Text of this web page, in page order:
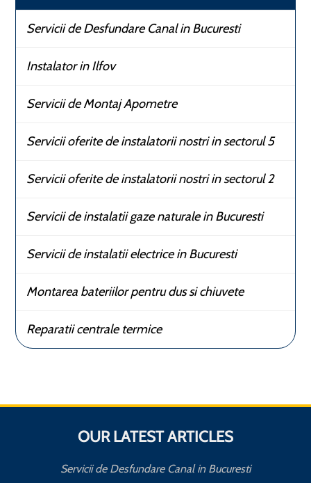
Servicii de Desfundare Canal in Bucuresti
Instalator in Ilfov
Servicii de Montaj Apometre
Servicii oferite de instalatorii nostri in sectorul 5
Servicii oferite de instalatorii nostri in sectorul 2
Servicii de instalatii gaze naturale in Bucuresti
Servicii de instalatii electrice in Bucuresti
Montarea bateriilor pentru dus si chiuvete
Reparatii centrale termice
OUR LATEST ARTICLES
Servicii de Desfundare Canal in Bucuresti